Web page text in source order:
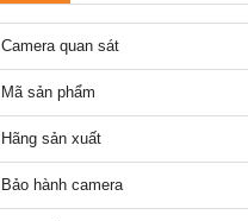
Camera quan sát
Mã sản phẩm
Hãng sản xuất
Bảo hành camera